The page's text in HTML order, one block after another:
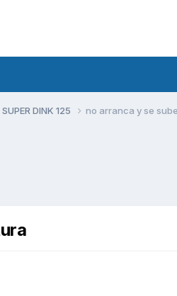
SUPER DINK 125 no arranca y se